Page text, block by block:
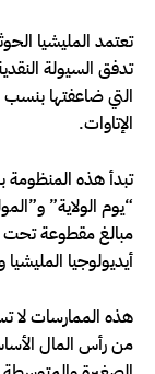
تعتمد المليشيا
تدفق السيولة
التي ضاعفتها
الإتاوات.
تبدأ هذه المنظومة
“يوم الولاية”
مبالغ مقطوعة تحت
أيديولوجيا المليشيا
هذه الممارسات لا
من رأس المال